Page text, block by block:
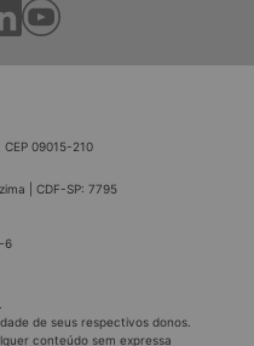
09015-210
| CDF-SP: 7795
6
de seus respectivos donos.
conteúdo sem expressa